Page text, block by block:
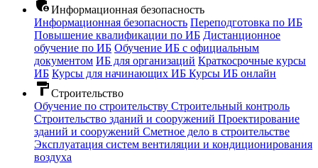
admin_panel_settingsИнформационная безопасность
Информационная безопасность Переподготовка по ИБ
Повышение квалификации по ИБ Дистанционное
обучение по ИБ Обучение ИБ с официальным
документом ИБ для организаций Краткосрочные курсы
ИБ Курсы для начинающих ИБ Курсы ИБ онлайн
format_paintСтроительство
Обучение по строительству Строительный контроль
Строительство зданий и сооружений Проектирование
зданий и сооружений Сметное дело в строительстве
Эксплуатация систем вентиляции и кондиционирования
воздуха